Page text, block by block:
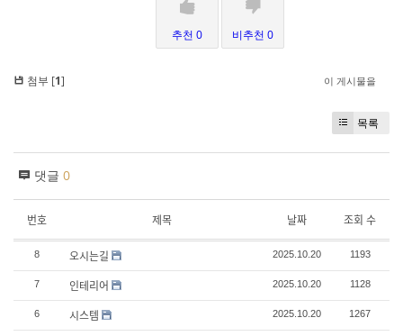
추천 0 비추천 0
첨부 [1] 이 게시물을
목록
댓글 0
번호 제목 날짜 조회 수
8 오시는길 2025.10.20 1193
7 인테리어 2025.10.20 1128
6 시스템 2025.10.20 1267